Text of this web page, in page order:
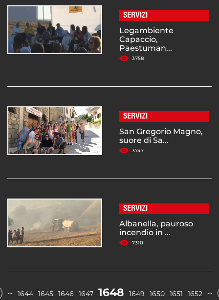
SERVIZI
Legambiente
Capaccio,
Paestuman...
3758
SERVIZI
San Gregorio Magno,
suore di Sa...
3747
SERVIZI
Albanella, pauroso
incendio in ...
7310
… 1644 1645 1646 1647 1648 1649 1650 1651 1652 …